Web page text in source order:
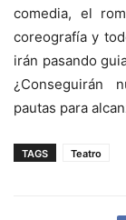
comedia, el
coreografía y
irán pasando
¿Conseguirán
pautas para
TAGS Teatro